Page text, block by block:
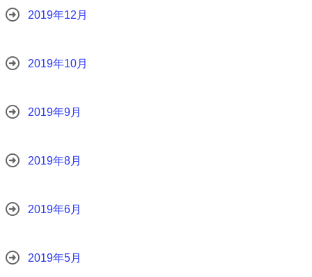
2019年12月
2019年10月
2019年9月
2019年8月
2019年6月
2019年5月